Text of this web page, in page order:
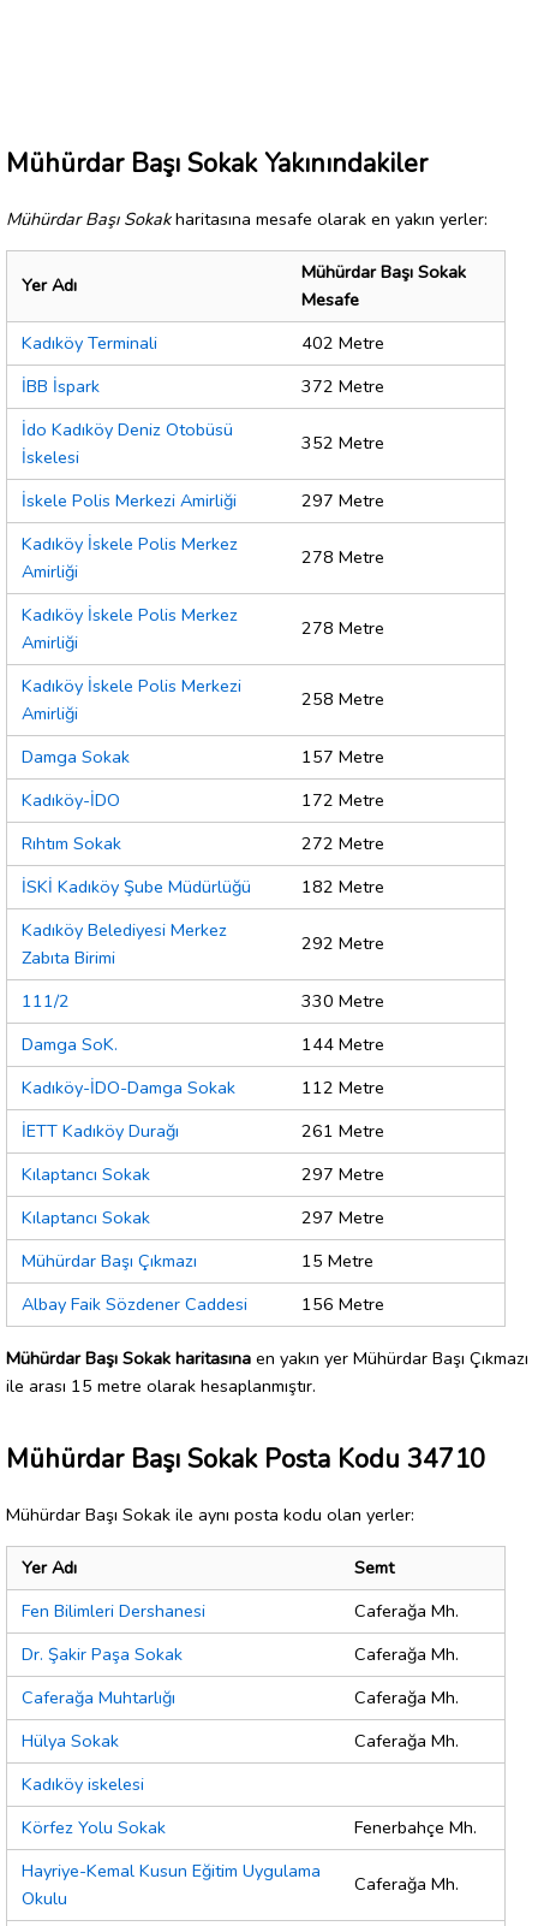
Mühürdar Başı Sokak Yakınındakiler
Mühürdar Başı Sokakharitasına mesafe olarak en yakın yerler:
Yer Adı
Mühürdar Başı Sokak
Mesafe
Kadıköy Terminali
402 Metre
İBB İspark
372 Metre
İdo Kadıköy Deniz Otobüsü
İskelesi
352 Metre
İskele Polis Merkezi Amirliği
297 Metre
Kadıköy İskele Polis Merkez
Amirliği
278 Metre
Kadıköy İskele Polis Merkez
Amirliği
278 Metre
Kadıköy İskele Polis Merkezi
Amirliği
258 Metre
Damga Sokak
157 Metre
Kadıköy-İDO
172 Metre
Rıhtım Sokak
272 Metre
İSKİ Kadıköy Şube Müdürlüğü
182 Metre
Kadıköy Belediyesi Merkez
Zabıta Birimi
292 Metre
111/2
330 Metre
Damga SoK.
144 Metre
Kadıköy-İDO-Damga Sokak
112 Metre
İETT Kadıköy Durağı
261 Metre
Kılaptancı Sokak
297 Metre
Kılaptancı Sokak
297 Metre
Mühürdar Başı Çıkmazı
15 Metre
Albay Faik Sözdener Caddesi
156 Metre
Mühürdar Başı Sokak haritasına en yakın yer Mühürdar Başı Çıkmazı
ile arası 15 metre olarak hesaplanmıştır.
Mühürdar Başı Sokak Posta Kodu 34710
Mühürdar Başı Sokak ile aynı posta kodu olan yerler:
Yer Adı
Semt
Fen Bilimleri Dershanesi
Caferağa Mh.
Dr. Şakir Paşa Sokak
Caferağa Mh.
Caferağa Muhtarlığı
Caferağa Mh.
Hülya Sokak
Caferağa Mh.
Kadıköy iskelesi
Körfez Yolu Sokak
Fenerbahçe Mh.
Hayriye-Kemal Kusun Eğitim Uygulama
Okulu
Caferağa Mh.